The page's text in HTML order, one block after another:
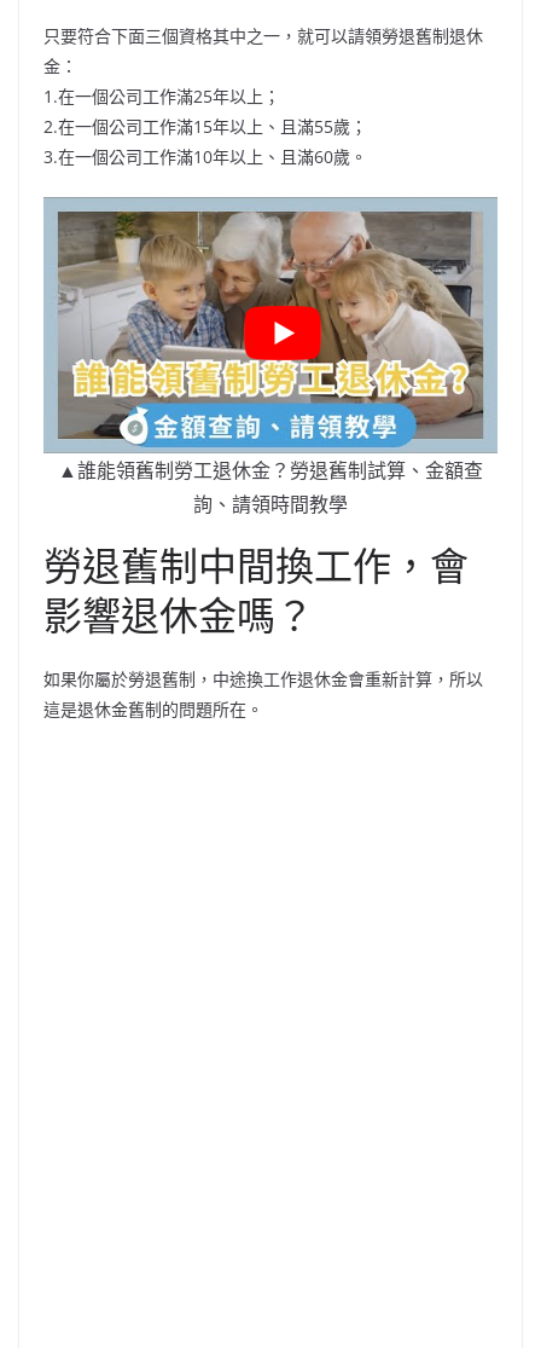
只要符合下面三個資格其中之一，就可以請領勞退舊制退休
金：
1.在一個公司工作滿25年以上；
2.在一個公司工作滿15年以上、且滿55歲；
3.在一個公司工作滿10年以上、且滿60歲。
▲誰能領舊制勞工退休金？勞退舊制試算、金額查
詢、請領時間教學
勞退舊制中間換工作，會
影響退休金嗎？
如果你屬於勞退舊制，中途換工作退休金會重新計算，所以
這是退休金舊制的問題所在。